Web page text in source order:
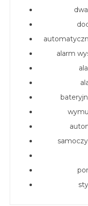
alarm